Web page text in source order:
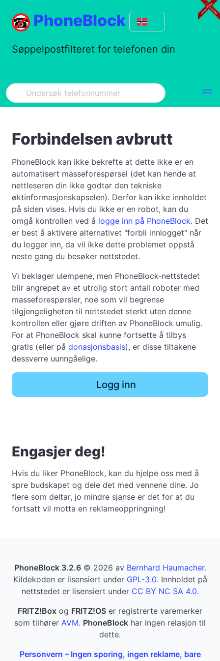
PhoneBlock
Søppelpostfilteret for telefonen din
Forbindelsen avbrutt
PhoneBlock kan ikke bekrefte at dette ikke er en
automatisert masseforespørsel (det kan hende at
nettleseren din ikke godtar den tekniske
øktinformasjonskapselen). Derfor kan ikke innholdet
på siden vises. Hvis du ikke er en robot, kan du
omgå kontrollen ved å logge inn på PhoneBlock. Det
er best å aktivere alternativet "forbli innlogget" når
du logger inn, da vil ikke dette problemet oppstå
neste gang du besøker nettstedet.
Vi beklager ulempene, men PhoneBlock-nettstedet
blir angrepet av et utrolig stort antall roboter med
masseforespørsler, noe som vil begrense
tilgjengeligheten til nettstedet sterkt uten denne
kontrollen eller gjøre driften av PhoneBlock umulig.
For at PhoneBlock skal kunne fortsette å tilbys
gratis (eller på donasjonsbasis), er disse tiltakene
dessverre uunngåelige.
Logg inn
Engasjer deg!
Hvis du liker PhoneBlock, kan du hjelpe oss med å
spre budskapet og dele det med vennene dine. Jo
flere som deltar, jo mindre sjanse er det for at du
fortsatt vil motta en reklameoppringning!
PhoneBlock 3.2.6© 2026 av Bernhard Haumacher.
Kildekoden er lisensiert under GPL-3.0. Innholdet på
nettstedet er lisensiert under CC BY NC SA 4.0.
FRITZ!Box og FRITZ!OS er registrerte varemerker
som tilhører AVM. PhoneBlock har ingen relasjon til
dette.
Personvern – Ingen sporing, ingen reklame, bare